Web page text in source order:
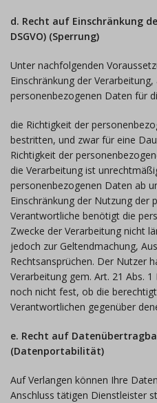
d. Recht auf Einschränkung
DSGVO) (Sperrung)
Unter nachfolgenden
Einschränkung der
personenbezogenen Daten für
die Richtigkeit der
bestritten, und zwar für eine
Richtigkeit der
die Verarbeitung ist
personenbezogenen Daten ab
Einschränkung der Nutzung der
Verantwortliche benötigt die
Zwecke der Verarbeitung nicht
jedoch zur Geltendmachung,
Rechtsansprüchen. Der Nutzer
Verarbeitung gem. Art. 21 Abs.
noch nicht fest, ob die
Verantwortlichen gegenüber
e. Recht auf
(Datenportabilität)
Auf Verlangen können Ihre
Anschluss tätigen Dienstleister